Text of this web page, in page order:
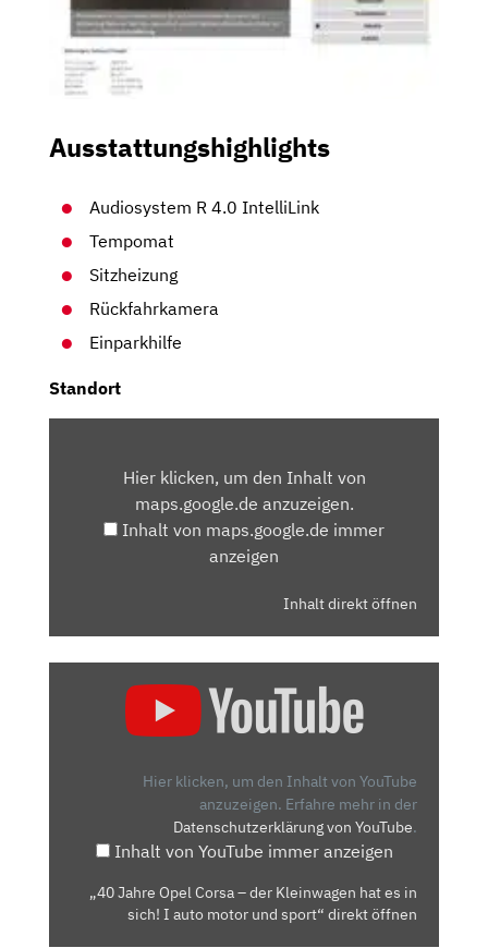
Ausstattungshighlights
Audiosystem R 4.0 IntelliLink
Tempomat
Sitzheizung
Rückfahrkamera
Einparkhilfe
Standort
MAPS.GOOGLE.DEHier klicken, um den Inhalt von
maps.google.de anzuzeigen.
Inhalt von maps.google.de immer
anzeigen
Inhalt direkt öffnen
Hier klicken, um den Inhalt von YouTube
anzuzeigen. Erfahre mehr in der
Datenschutzerklärung von YouTube.
Inhalt von YouTube immer anzeigen
„40 Jahre Opel Corsa – der Kleinwagen hat es in
sich! I auto motor und sport“ direkt öffnen